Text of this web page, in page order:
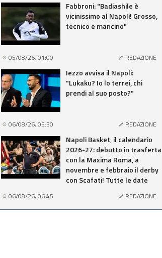
Fabbroni: "Badiashile è
vicinissimo al Napoli! Grosso,
tecnico e mancino"
05/08/26, 01:00 REDAZIONE
Iezzo avvisa il Napoli:
"Lukaku? Io lo terrei, chi
prendi al suo posto?"
06/08/26, 05:30 REDAZIONE
Napoli Basket, il calendario
2026-27: debutto in trasferta
con la Maxima Roma, a
novembre e febbraio il derby
con Scafati! Tutte le date
06/08/26, 06:45 REDAZIONE